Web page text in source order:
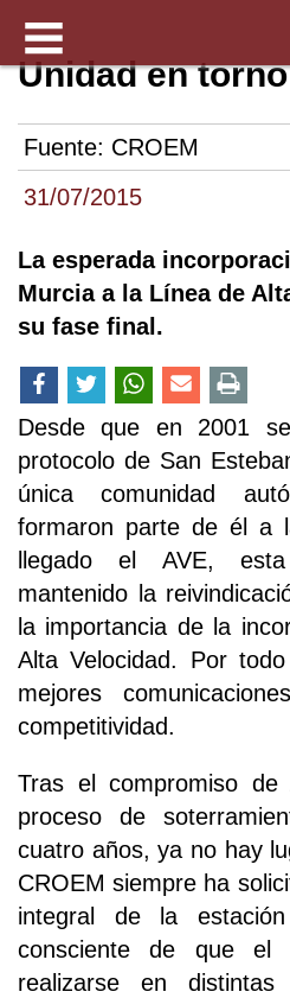
31/07/2015
Unidad en
Fuente: CROEM
La esperada
Murcia a la Línea de
su fase final.
Desde que en 2001
protocolo de San
única comunidad
formaron parte de él a
llegado el AVE,
mantenido la
la importancia de la
Alta Velocidad. Por
mejores
competitividad.
Tras el compromiso de
proceso de
cuatro años, ya no hay
CROEM siempre ha
integral de la
consciente de que el
realizarse en